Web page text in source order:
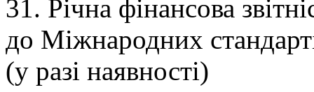
31. Річна фінансова
до Міжнародних
(у разі наявності)